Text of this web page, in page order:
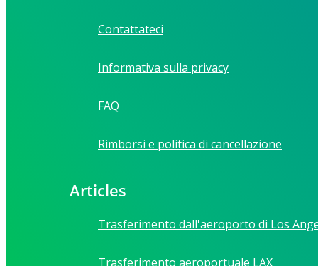
Contattateci
Informativa sulla privacy
FAQ
Rimborsi e politica di cancellazione
Articles
Trasferimento dall'aeroporto di Los
Trasferimento aeroportuale LAX